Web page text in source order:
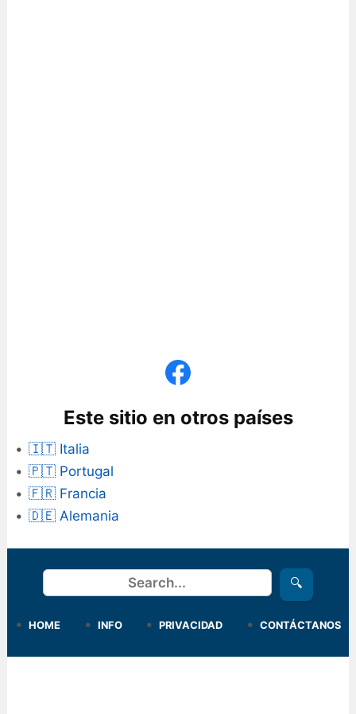
Este sitio en otros países
🇮🇹 Italia
🇵🇹 Portugal
🇫🇷 Francia
🇩🇪 Alemania
Buscar 🔍
HOME INFO PRIVACIDAD CONTÁCTANOS